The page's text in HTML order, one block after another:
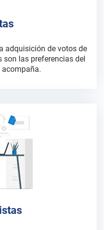
adquisición de votos de
son las preferencias del
acompaña.